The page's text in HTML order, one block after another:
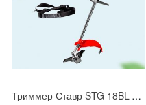
Триммер Ставр STG 18BL-42S (9060200036)